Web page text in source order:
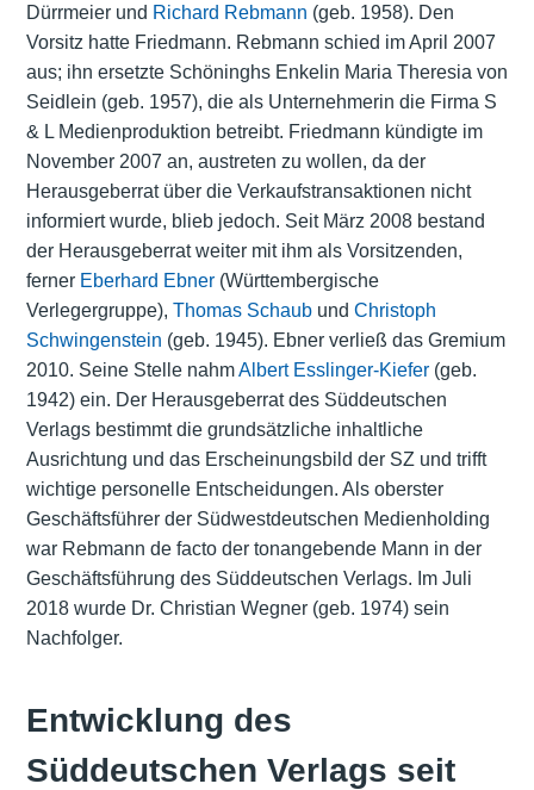
Dürrmeier und Richard Rebmann (geb. 1958). Den
Vorsitz hatte Friedmann. Rebmann schied im April 2007
aus; ihn ersetzte Schöninghs Enkelin Maria Theresia von
Seidlein (geb. 1957), die als Unternehmerin die Firma S
& L Medienproduktion betreibt. Friedmann kündigte im
November 2007 an, austreten zu wollen, da der
Herausgeberrat über die Verkaufstransaktionen nicht
informiert wurde, blieb jedoch. Seit März 2008 bestand
der Herausgeberrat weiter mit ihm als Vorsitzenden,
ferner Eberhard Ebner(Württembergische
Verlegergruppe), Thomas Schaubund Christoph
Schwingenstein (geb. 1945). Ebner verließ das Gremium
2010. Seine Stelle nahmAlbert Esslinger-Kiefer(geb.
1942) ein. Der Herausgeberrat des Süddeutschen
Verlags bestimmt die grundsätzliche inhaltliche
Ausrichtung und das Erscheinungsbild der SZ und trifft
wichtige personelle Entscheidungen. Als oberster
Geschäftsführer der Südwestdeutschen Medienholding
war Rebmann de facto der tonangebende Mann in der
Geschäftsführung des Süddeutschen Verlags. Im Juli
2018 wurde Dr. Christian Wegner (geb. 1974) sein
Nachfolger.
Entwicklung des
Süddeutschen Verlags seit